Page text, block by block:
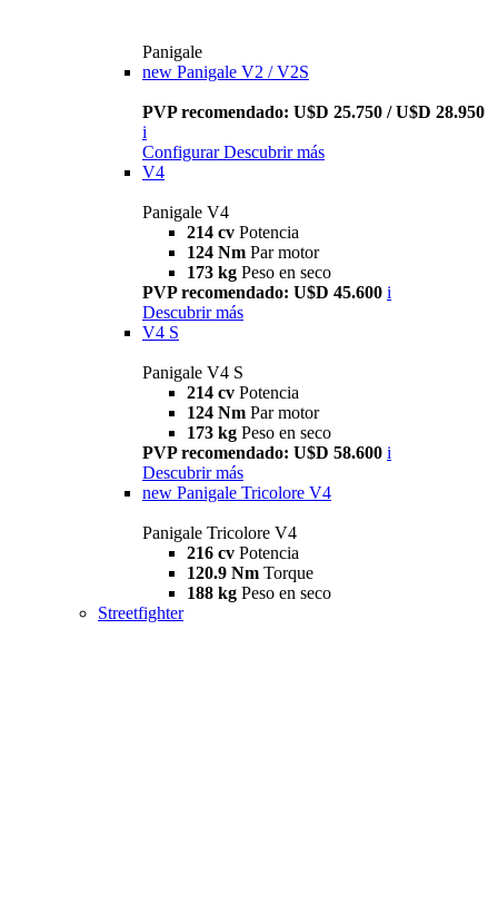
Panigale
new Panigale V2 / V2S
PVP recomendado: U$D 25.750 / U$D 28.950
i
Configurar Descubrir más
V4
Panigale V4
214 cv Potencia
124 Nm Par motor
173 kg Peso en seco
PVP recomendado: U$D 45.600 i
Descubrir más
V4 S
Panigale V4 S
214 cv Potencia
124 Nm Par motor
173 kg Peso en seco
PVP recomendado: U$D 58.600 i
Descubrir más
new Panigale Tricolore V4
Panigale Tricolore V4
216 cv Potencia
120.9 Nm Torque
188 kg Peso en seco
Streetfighter